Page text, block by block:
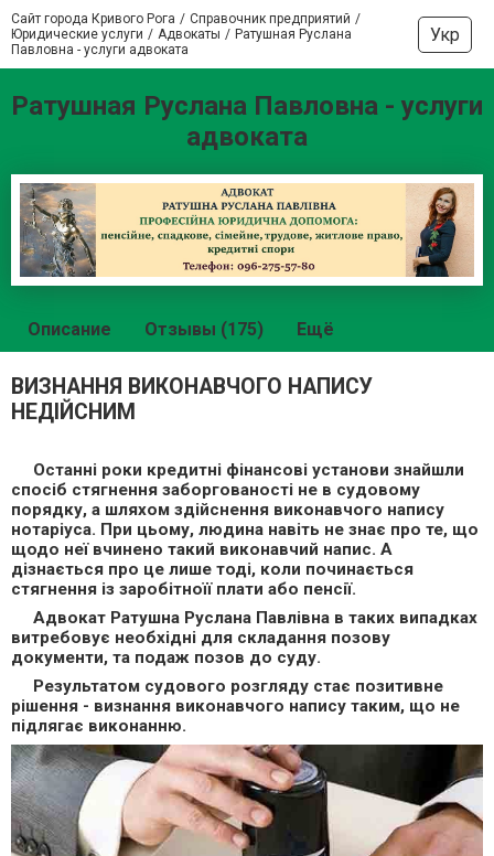
Сайт города Кривого Рога
Справочник предприятий
Юридические услуги
Адвокаты
Ратушная Руслана
Павловна - услуги адвоката
Укр
Ратушная Руслана Павловна - услуги
адвоката
Описание Отзывы (175) Ещё
ВИЗНАННЯ ВИКОНАВЧОГО НАПИСУ
НЕДІЙСНИМ
Останні роки кредитні фінансові установи знайшли
спосіб стягнення заборгованості не в судовому
порядку, а шляхом здійснення виконавчого напису
нотаріуса. При цьому, людина навіть не знає про те, що
щодо неї вчинено такий виконавчий напис. А
дізнається про це лише тоді, коли починається
стягнення із заробітноїї плати або пенсії.
Адвокат Ратушна Руслана Павлівна в таких випадках
витребовує необхідні для складання позову
документи, та подаж позов до суду.
Результатом судового розгляду стає позитивне
рішення - визнання виконавчого напису таким, що не
підлягає виконанню.